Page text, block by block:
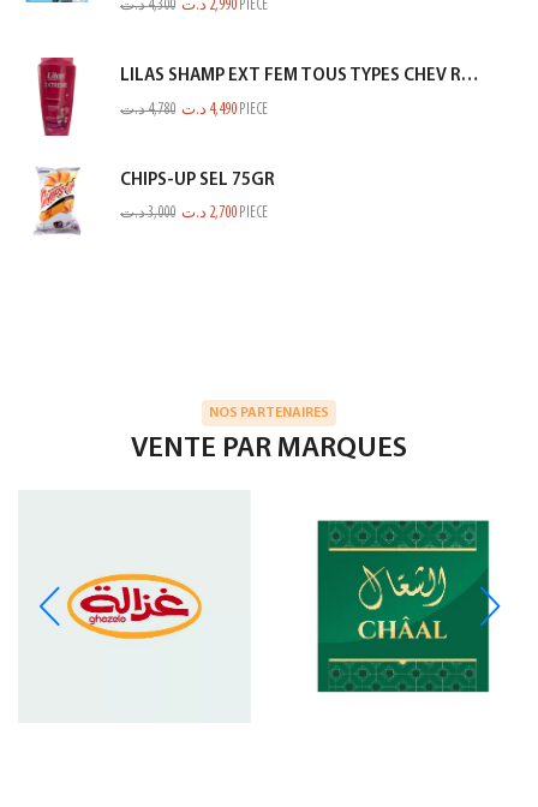
4,300د.ت 2,990 د.ت PIECE
LILAS SHAMP EXT FEM TOUS TYPES CHEV ROSE 350ML
4,780د.ت 4,490 د.ت PIECE
CHIPS-UP SEL 75GR
3,000د.ت 2,700 د.ت PIECE
NOS PARTENAIRES
VENTE PAR MARQUES